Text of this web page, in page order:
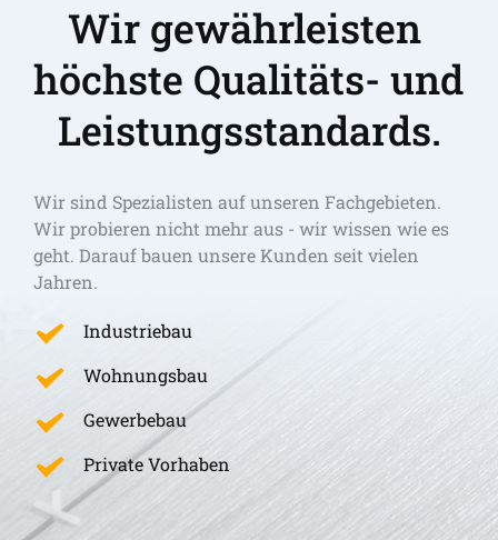
Wir gewährleisten
höchste Qualitäts- und
Leistungsstandards.
Wir sind Spezialisten auf unseren Fachgebieten.
Wir probieren nicht mehr aus - wir wissen wie es
geht. Darauf bauen unsere Kunden seit vielen
Jahren.
Industriebau
Wohnungsbau
Gewerbebau
Private Vorhaben